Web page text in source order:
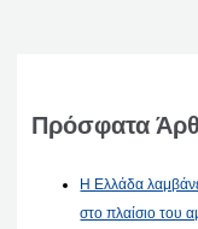
Πρόσφατα
Η Ελλάδα
στο πλαίσιο του